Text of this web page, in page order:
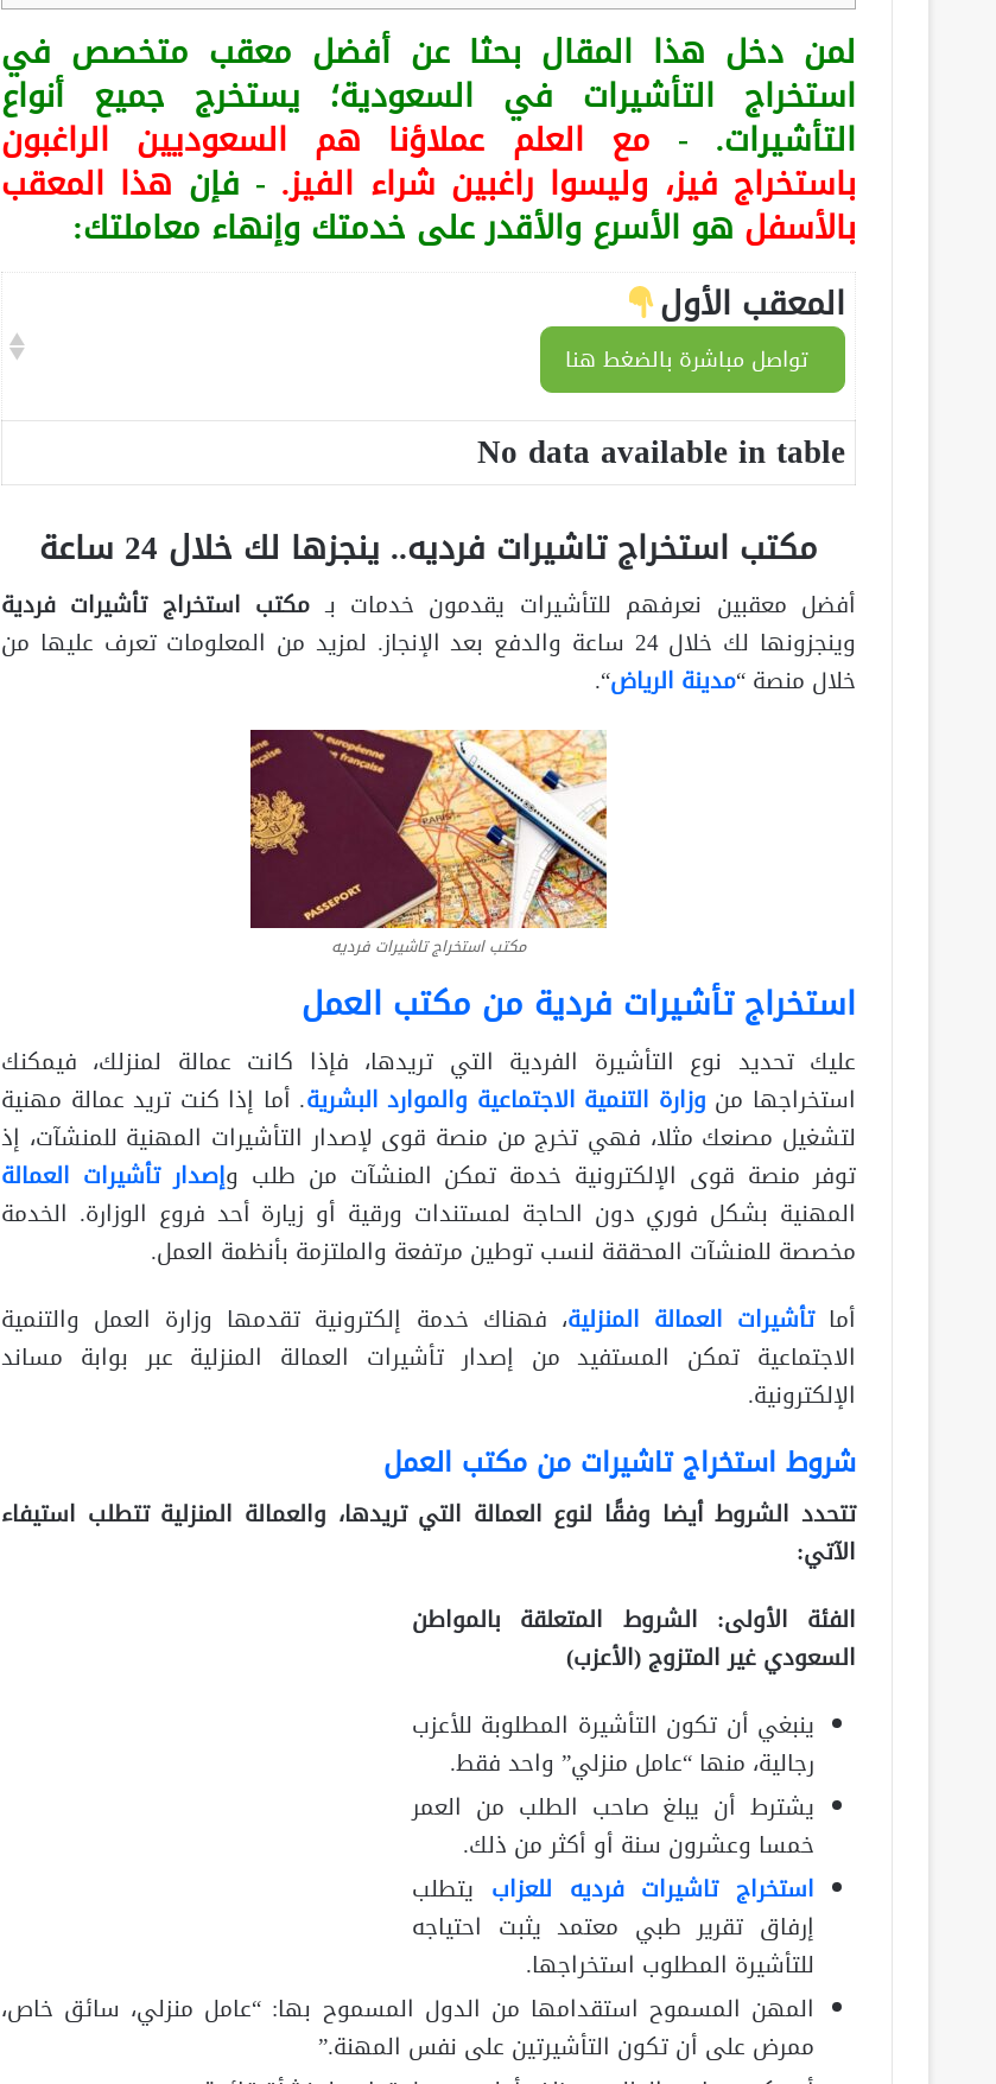
لمن دخل هذا المقال بحثا عن أفضل معقب متخصص في
استخراج التأشيرات في السعودية؛ يستخرج جميع أنواع
التأشيرات. - مع العلم عملاؤنا هم السعوديين الراغبون
باستخراج فيز، وليسوا راغبين شراء الفيز. - فإن هذا المعقب
بالأسفل هو الأسرع والأقدر على خدمتك وإنهاء معاملتك:
المعقب الأول
تواصل مباشرة بالضغط هنا
No data available in table
مكتب استخراج تاشيرات فرديه.. ينجزها لك خلال 24 ساعة
أفضل معقبين نعرفهم للتأشيرات يقدمون خدمات بـمكتب استخراج تأشيرات فردية
وينجزونها لك خلال 24 ساعة والدفع بعد الإنجاز. لمزيد من المعلومات تعرف عليها من
خلال منصة “مدينة الرياض“.
مكتب استخراج تاشيرات فرديه
استخراج تأشيرات فردية من مكتب العمل
عليك تحديد نوع التأشيرة الفردية التي تريدها، فإذا كانت عمالة لمنزلك، فيمكنك
استخراجها من وزارة التنمية الاجتماعية والموارد البشرية. أما إذا كنت تريد عمالة مهنية
لتشغيل مصنعك مثلا، فهي تخرج من منصة قوى لإصدار التأشيرات المهنية للمنشآت، إذ
توفر منصة قوى الإلكترونية خدمة تمكن المنشآت من طلب وإصدار تأشيرات العمالة
المهنية بشكل فوري دون الحاجة لمستندات ورقية أو زيارة أحد فروع الوزارة. الخدمة
مخصصة للمنشآت المحققة لنسب توطين مرتفعة والملتزمة بأنظمة العمل.
أما تأشيرات العمالة المنزلية، فهناك خدمة إلكترونية تقدمها وزارة العمل والتنمية
الاجتماعية تمكن المستفيد من إصدار تأشيرات العمالة المنزلية عبر بوابة مساند
الإلكترونية.
شروط استخراج تاشيرات من مكتب العمل
تتحدد الشروط أيضا وفقًا لنوع العمالة التي تريدها، والعمالة المنزلية تتطلب استيفاء
الآتي:
الفئة الأولى: الشروط المتعلقة بالمواطن
السعودي غير المتزوج (الأعزب)
ينبغي أن تكون التأشيرة المطلوبة للأعزب
رجالية، منها “عامل منزلي” واحد فقط.
يشترط أن يبلغ صاحب الطلب من العمر
خمسا وعشرون سنة أو أكثر من ذلك.
استخراج تاشيرات فرديه للعزاب يتطلب
إرفاق تقرير طبي معتمد يثبت احتياجه
للتأشيرة المطلوب استخراجها.
المهن المسموح استقدامها من الدول المسموح بها: “عامل منزلي، سائق خاص،
ممرض على أن تكون التأشيرتين على نفس المهنة.”